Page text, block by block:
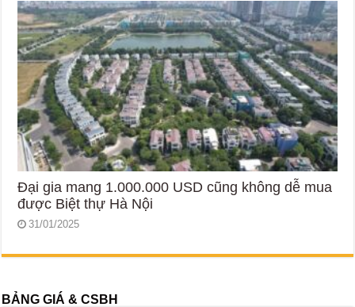
Đại gia mang 1.000.000 USD cũng không dễ mua
được Biệt thự Hà Nội
31/01/2025
BẢNG GIÁ & CSBH